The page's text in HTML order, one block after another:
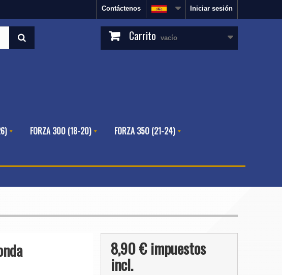
Iniciar sesión
Contáctenos
Carrito vacío
FORZA 300 (18-20)
FORZA 350 (21-24)
8,90 €impuestos
incl.